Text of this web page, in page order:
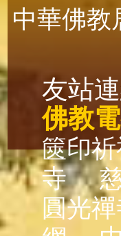
中華佛教
友站
佛教
篋印
寺
圓光